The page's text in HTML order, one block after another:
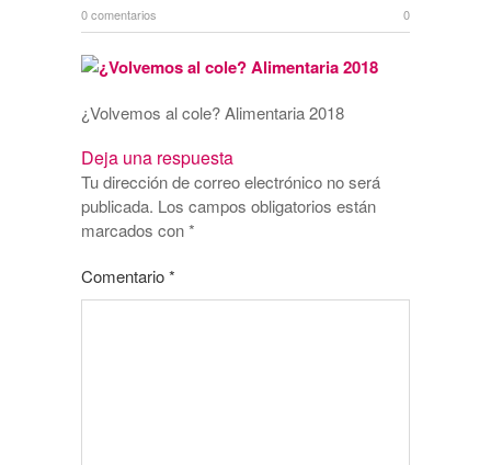
0 comentarios
0
¿Volvemos al cole? Alimentaria 2018
Deja una respuesta
Tu dirección de correo electrónico no será
publicada. Los campos obligatorios están
marcados con*
Comentario*